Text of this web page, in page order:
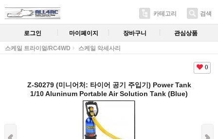
카테고리 검색
로그인 마이페이지 장바구니 관심상품
스케일 트라이얼/RC4WD 스케일 악세사리
0
Z-S0279 (미니어처: 타이어 공기 주입기) Power Tank
1/10 Aluninum Portable Air Solution Tank (Blue)